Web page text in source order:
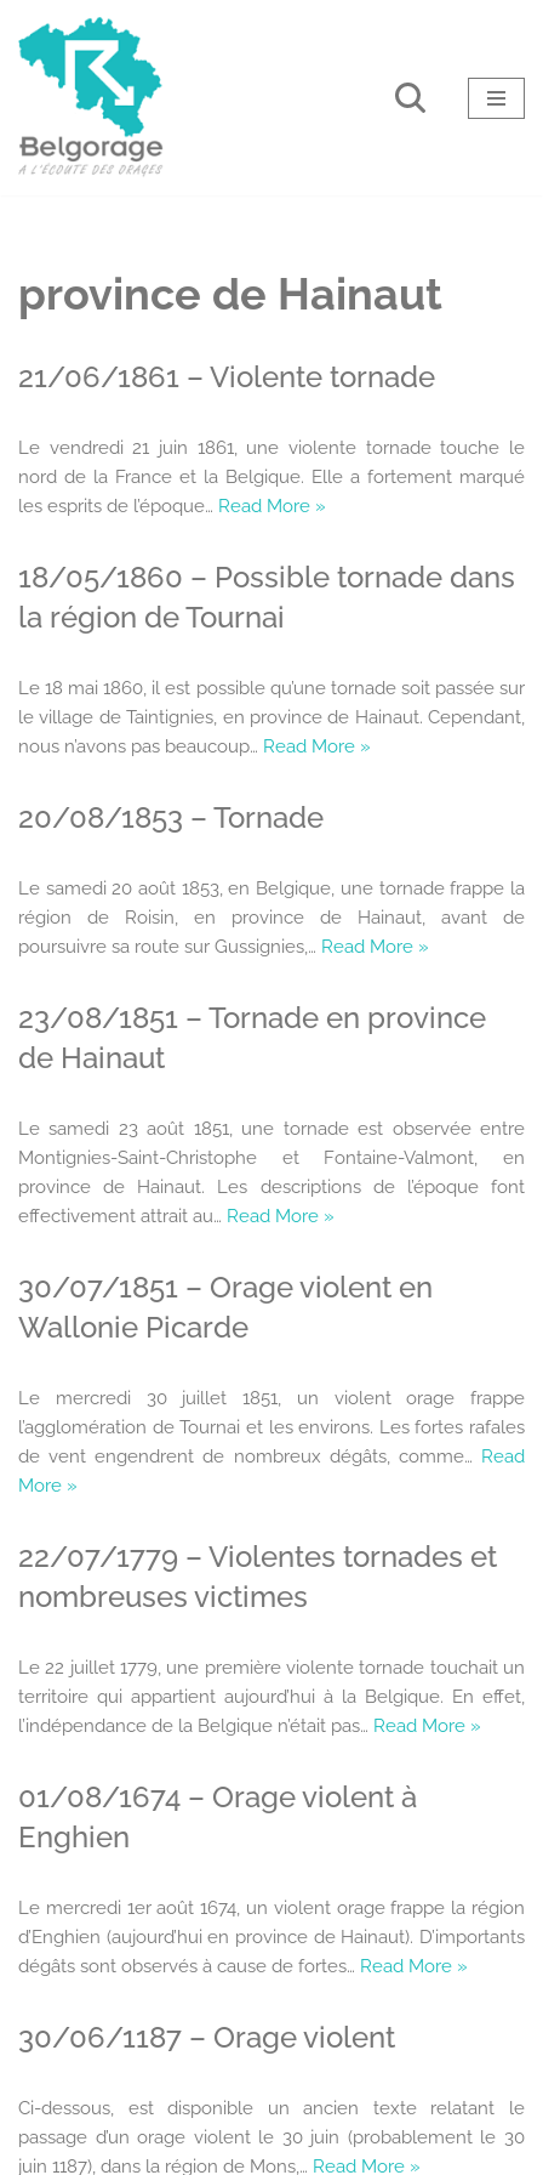
Aller
province de Hainaut
21/06/1861 – Violente tornade
Le vendredi 21 juin 1861, une violente tornade touche le
nord de la France et la Belgique. Elle a fortement marqué
les esprits de l’époque… Read More »
18/05/1860 – Possible tornade dans
la région de Tournai
Le 18 mai 1860, il est possible qu’une tornade soit passée sur
le village de Taintignies, en province de Hainaut. Cependant,
nous n’avons pas beaucoup… Read More »
20/08/1853 – Tornade
Le samedi 20 août 1853, en Belgique, une tornade frappe la
région de Roisin, en province de Hainaut, avant de
poursuivre sa route sur Gussignies,… Read More »
23/08/1851 – Tornade en province
de Hainaut
Le samedi 23 août 1851, une tornade est observée entre
Montignies-Saint-Christophe et Fontaine-Valmont, en
province de Hainaut. Les descriptions de l’époque font
effectivement attrait au… Read More »
30/07/1851 – Orage violent en
Wallonie Picarde
Le mercredi 30 juillet 1851, un violent orage frappe
l’agglomération de Tournai et les environs. Les fortes rafales
de vent engendrent de nombreux dégâts, comme… Read
More »
22/07/1779 – Violentes tornades et
nombreuses victimes
Le 22 juillet 1779, une première violente tornade touchait un
territoire qui appartient aujourd’hui à la Belgique. En effet,
l’indépendance de la Belgique n’était pas… Read More »
01/08/1674 – Orage violent à
Enghien
Le mercredi 1er août 1674, un violent orage frappe la région
d’Enghien (aujourd’hui en province de Hainaut). D’importants
dégâts sont observés à cause de fortes… Read More »
30/06/1187 – Orage violent
Ci-dessous, est disponible un ancien texte relatant le
passage d’un orage violent le 30 juin (probablement le 30
juin 1187), dans la région de Mons,… Read More »